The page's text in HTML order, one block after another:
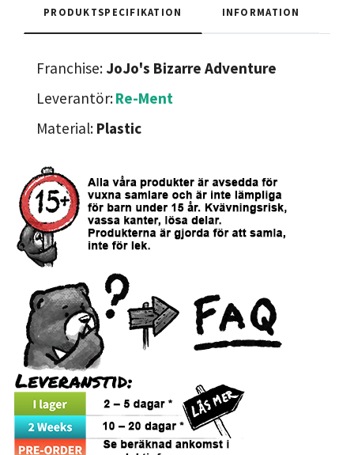
PRODUKTSPECIFIKATION INFORMATION
Franchise: JoJo's Bizarre Adventure
Leverantör:Re-Ment
Material: Plastic